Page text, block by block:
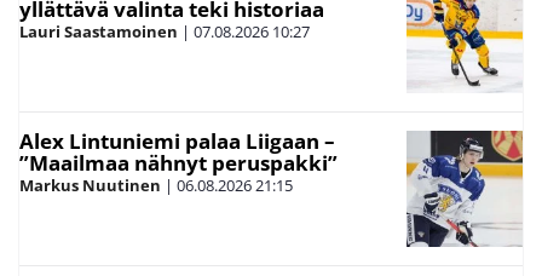
yllättävä valinta teki historiaa
Lauri Saastamoinen | 07.08.2026 10:27
Alex Lintuniemi palaa Liigaan –
”Maailmaa nähnyt peruspakki”
Markus Nuutinen | 06.08.202621:15